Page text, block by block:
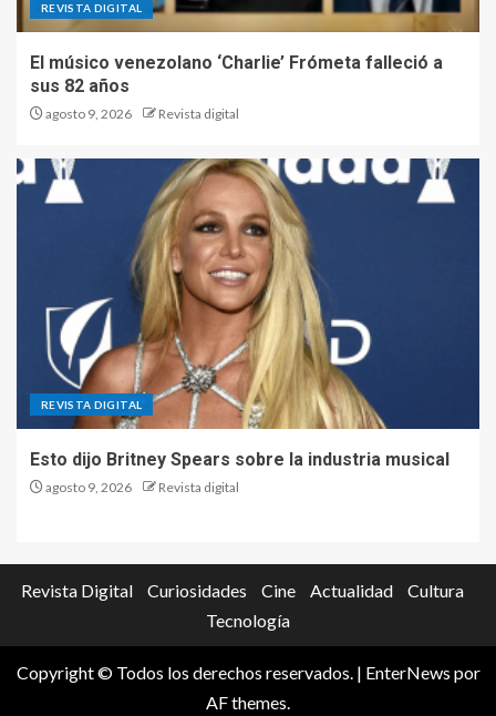
REVISTA DIGITAL
El músico venezolano ‘Charlie’ Frómeta falleció a
sus 82 años
agosto 9, 2026 Revista digital
REVISTA DIGITAL
Esto dijo Britney Spears sobre la industria musical
agosto 9, 2026 Revista digital
Revista Digital Curiosidades Cine Actualidad
Cultura
Tecnología
Copyright © Todos los derechos reservados. | EnterNews por
AF themes.